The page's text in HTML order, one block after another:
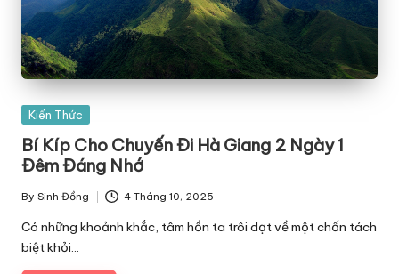
Posted
Kiến Thức
Bí Kíp Cho Chuyến Đi Hà Giang 2 Ngày 1
Đêm Đáng Nhớ
Posted
by
By Sinh Đồng 4 Tháng 10, 2025
Có những khoảnh khắc, tâm hồn ta trôi dạt về một chốn tách
biệt khỏi…